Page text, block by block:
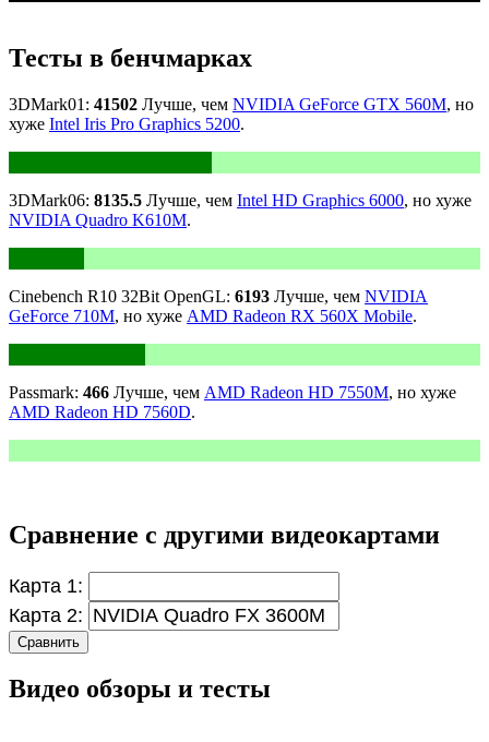
Тесты в бенчмарках
3DMark01: 41502 Лучше, чем NVIDIA GeForce GTX 560M, но
хуже Intel Iris Pro Graphics 5200.
3DMark06: 8135.5 Лучше, чем Intel HD Graphics 6000, но хуже
NVIDIA Quadro K610M.
Cinebench R10 32Bit OpenGL: 6193 Лучше, чем NVIDIA
GeForce 710M, но хуже AMD Radeon RX 560X Mobile.
Passmark: 466 Лучше, чем AMD Radeon HD 7550M, но хуже
AMD Radeon HD 7560D.
Сравнение с другими видеокартами
Карта 1:
Карта 2:
Сравнить
Видео обзоры и тесты